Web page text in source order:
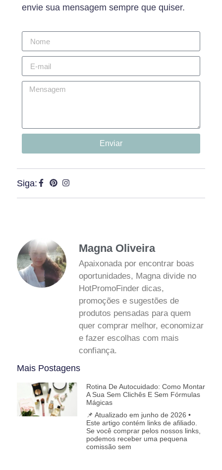
envie sua mensagem sempre que quiser.
Enviar
Siga:
Magna Oliveira
Apaixonada por encontrar boas
oportunidades, Magna divide no
HotPromoFinder dicas,
promoções e sugestões de
produtos pensadas para quem
quer comprar melhor, economizar
e fazer escolhas com mais
confiança.
Mais Postagens
Rotina De Autocuidado: Como Montar
A Sua Sem Clichês E Sem Fórmulas
Mágicas
📌 Atualizado em junho de 2026 •
Este artigo contém links de afiliado.
Se você comprar pelos nossos links,
podemos receber uma pequena
comissão sem